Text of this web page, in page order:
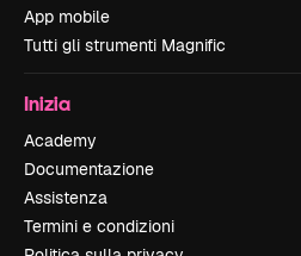
App mobile
Tutti gli strumenti Magnific
Inizia
Academy
Documentazione
Assistenza
Termini e condizioni